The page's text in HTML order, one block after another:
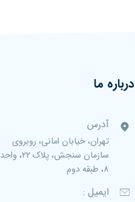
درباره ما
آدرس
تهران، خیابان امانی، روبروی
سازمان سنجش، پلاک ۲۲، واحد
۸، طبقه دوم
ایمیل :